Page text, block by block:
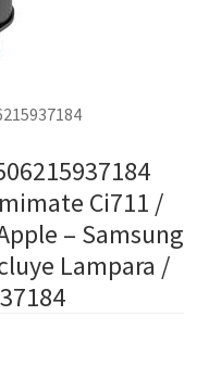
Ci711 /
– Samsung
Lampara /